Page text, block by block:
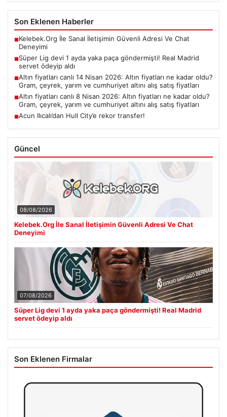
Son Eklenen Haberler
■Kelebek.Org İle Sanal İletişimin Güvenli Adresi Ve Chat
Deneyimi
■Süper Lig devi 1 ayda yaka paça göndermişti! Real Madrid
servet ödeyip aldı
■Altın fiyatları canlı 14 Nisan 2026: Altın fiyatları ne kadar oldu?
Gram, çeyrek, yarım ve cumhuriyet altını alış satış fiyatları
■Altın fiyatları canlı 8 Nisan 2026: Altın fiyatları ne kadar oldu?
Gram, çeyrek, yarım ve cumhuriyet altını alış satış fiyatları
■Acun Ilıcalı’dan Hull City’e rekor transfer!
Güncel
08/08/2026
Kelebek.Org İle Sanal İletişimin Güvenli Adresi Ve Chat
Deneyimi
07/08/2026
Süper Lig devi 1 ayda yaka paça göndermişti! Real Madrid
servet ödeyip aldı
Son Eklenen Firmalar